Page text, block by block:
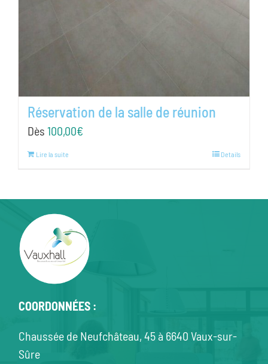
Réservation de la salle de réunion
Dès 100,00€
Lire la suite Details
COORDONNÉES :
Chaussée de Neufchâteau, 45 à 6640 Vaux-sur-
Sûre